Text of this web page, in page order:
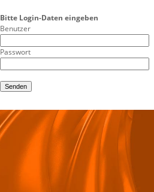
Bitte Login-Daten eingeben
Benutzer
Passwort